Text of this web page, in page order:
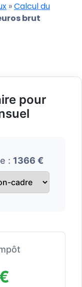
»Calcul du
brut
pour
: 1366 €